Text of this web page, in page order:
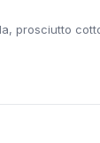
prosciutto